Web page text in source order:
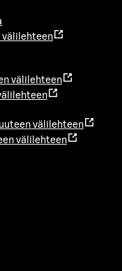
välilehteen
välilehteen
välilehteen
välilehteen